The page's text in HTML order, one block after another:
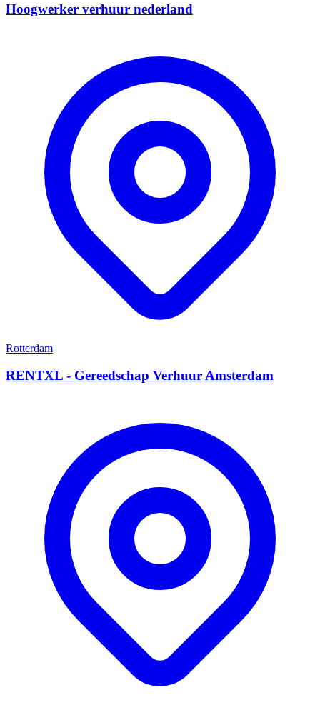
Hoogwerker verhuur nederland
Rotterdam
RENTXL - Gereedschap Verhuur Amsterdam